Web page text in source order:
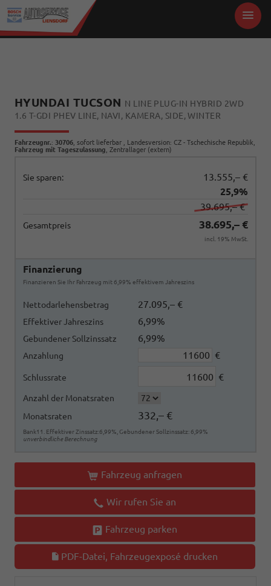
HYUNDAI TUCSON N LINE PLUG-IN HYBRID 2WD
1.6 T-GDI PHEV LINE, NAVI, KAMERA, SIDE, WINTER
Fahrzeugnr.: 30706 sofort lieferbar , Landesversion: CZ - Tschechische Republik,
Fahrzeug mit Tageszulassung , Zentrallager (extern)
Sie sparen:
13.555,– €
25,9%
39.695,– €
Gesamtpreis 38.695,– €
incl. 19% MwSt.
Finanzierung
Finanzieren Sie Ihr Fahrzeug mit 6,99% effektivem Jahreszins
Nettodarlehensbetrag 27.095,– €
Effektiver Jahreszins 6,99%
Gebundener Sollzinssatz 6,99%
Anzahlung €
Schlussrate €
Anzahl der Monatsraten
Monatsraten
332,– €
Bank11. Effektiver Zinssatz:6,99%, Gebundener Sollzinssatz: 6,99%
unverbindliche Berechnung
Fahrzeug anfragen
Wir rufen Sie an
Fahrzeug parken
PDF-Datei, Fahrzeugexposé drucken